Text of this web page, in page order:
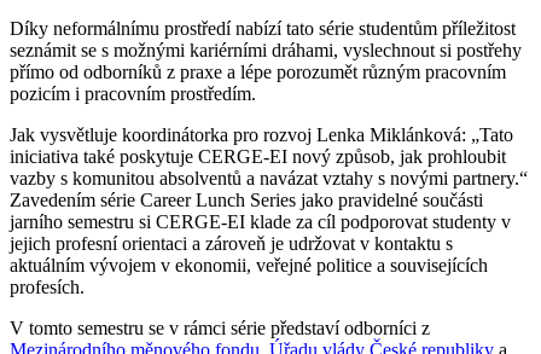
Díky neformálnímu prostředí nabízí tato série studentům příležitost
seznámit se s možnými kariérními dráhami, vyslechnout si postřehy
přímo od odborníků z praxe a lépe porozumět různým pracovním
pozicím i pracovním prostředím.
Jak vysvětluje koordinátorka pro rozvoj Lenka Miklánková: „Tato
iniciativa také poskytuje CERGE-EI nový způsob, jak prohloubit
vazby s komunitou absolventů a navázat vztahy s novými partnery.“
Zavedením série Career Lunch Series jako pravidelné součásti
jarního semestru si CERGE-EI klade za cíl podporovat studenty v
jejich profesní orientaci a zároveň je udržovat v kontaktu s
aktuálním vývojem v ekonomii, veřejné politice a souvisejících
profesích.
V tomto semestru se v rámci série představí odborníci z
Mezinárodního měnového fondu Úřadu vlády České republiky a